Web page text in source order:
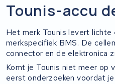
Tounis-accu
Het merk Tounis levert lichte
merkspecifiek BMS. De
connector en de elektronica
Komt je Tounis niet meer op
eerst onderzoeken voordat